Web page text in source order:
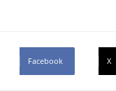
Facebook X